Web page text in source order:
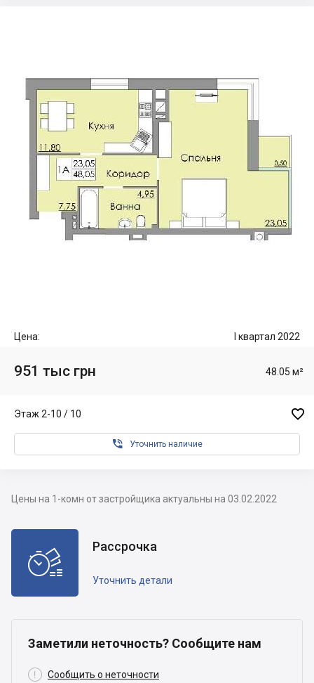
Цена: I квартал 2022
951 тыс грн 48.05 м²
Этаж 2-10 / 10 
 Уточнить наличие
Цены на 1-комн от застройщика актуальны на 03.02.2022

Рассрочка
Уточнить детали
Заметили неточность? Сообщите нам
 Сообщить о неточности